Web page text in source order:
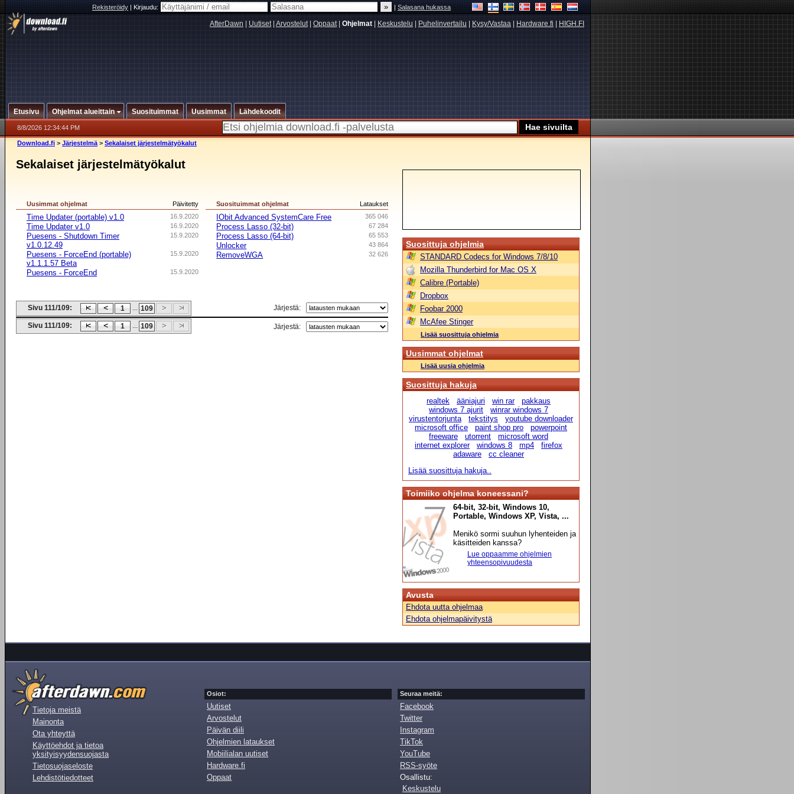
Rekisteröidy|Kirjaudu: |Salasana hukassa
AfterDawn Uutiset| Arvostelut| Oppaat| Ohjelmat Keskustelu Puhelinvertailu Kysy/Vastaa Hardware.fi HIGH.FI
Etusivu Ohjelmat alueittain Suosituimmat Uusimmat Lähdekoodit
8/8/2026 12:34:44 PM
Download.fi > Järjestelmä > Sekalaiset järjestelmätyökalut
Sekalaiset järjestelmätyökalut
Päivitetty
Uusimmat ohjelmat
16.9.2020
Time Updater (portable) v1.0
16.9.2020
Time Updater v1.0
15.9.2020
Puesens - Shutdown Timer
v1.0.12.49
15.9.2020
Puesens - ForceEnd (portable)
v1.1.1.57 Beta
15.9.2020
Puesens - ForceEnd
Lataukset
Suosituimmat ohjelmat
365 046
IObit Advanced SystemCare Free
67 284
Process Lasso (32-bit)
65 553
Process Lasso (64-bit)
43 864
Unlocker
32 626
RemoveWGA
Sivu 111/109: 1 ... 109 Järjestä:
Sivu 111/109: 1 ... 109 Järjestä:
Suosittuja ohjelmia
STANDARD Codecs for Windows 7/8/10
Mozilla Thunderbird for Mac OS X
Calibre (Portable)
Dropbox
Foobar 2000
McAfee Stinger
Lisää suosittuja ohjelmia
Uusimmat ohjelmat
Lisää uusia ohjelmia
Suosittuja hakuja
realtek ääniajuri win rar
pakkaus
windows 7 ajurit
winrar windows 7
virustentorjunta
tekstitys
youtube downloader
microsoft office
paint shop pro
powerpoint
freeware
utorrent
microsoft word
internet explorer
windows 8 mp4
firefox
adaware
cc cleaner
Lisää suosittuja hakuja..
Toimiiko ohjelma koneessani?
64-bit, 32-bit, Windows 10,
Portable, Windows XP, Vista, ...
Menikö sormi suuhun lyhenteiden ja
käsitteiden kanssa?
Lue oppaamme ohjelmien
yhteensopivuudesta
Avusta
Ehdota uutta ohjelmaa
Ehdota ohjelmapäivitystä
Tietoja meistä
Mainonta
Ota yhteyttä
Käyttöehdot ja tietoa
yksityisyydensuojasta
Tietosuojaseloste
Lehdistötiedotteet
Osiot:
Uutiset
Arvostelut
Päivän diili
Ohjelmien lataukset
Mobiilialan uutiset
Hardware.fi
Oppaat
Seuraa meitä:
Facebook
Twitter
Instagram
TikTok
YouTube
RSS-syöte
Osallistu:
Keskustelu